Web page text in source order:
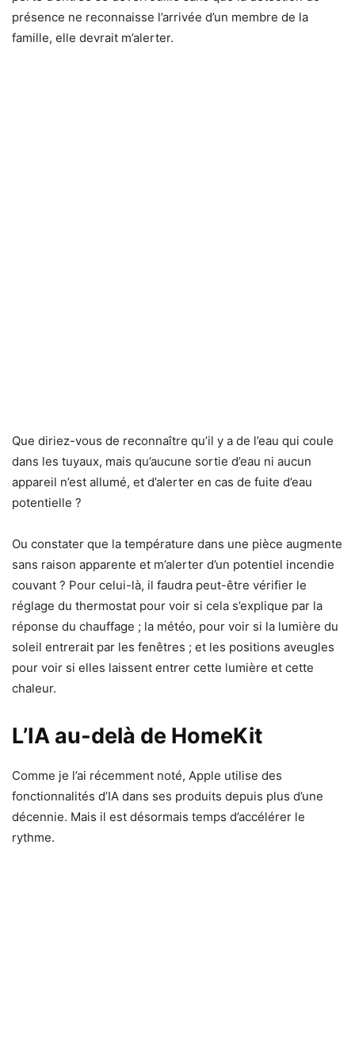
présence ne reconnaisse l’arrivée d’un membre de la
famille, elle devrait m’alerter.
Que diriez-vous de reconnaître qu’il y a de l’eau qui coule
dans les tuyaux, mais qu’aucune sortie d’eau ni aucun
appareil n’est allumé, et d’alerter en cas de fuite d’eau
potentielle ?
Ou constater que la température dans une pièce augmente
sans raison apparente et m’alerter d’un potentiel incendie
couvant ? Pour celui-là, il faudra peut-être vérifier le
réglage du thermostat pour voir si cela s’explique par la
réponse du chauffage ; la météo, pour voir si la lumière du
soleil entrerait par les fenêtres ; et les positions aveugles
pour voir si elles laissent entrer cette lumière et cette
chaleur.
L’IA au-delà de HomeKit
Comme je l’ai récemment noté, Apple utilise des
fonctionnalités d’IA dans ses produits depuis plus d’une
décennie. Mais il est désormais temps d’accélérer le
rythme.